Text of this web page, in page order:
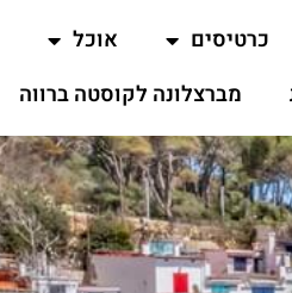
כרטיסים אוכל
מברצלונה לקוסטה ברווה